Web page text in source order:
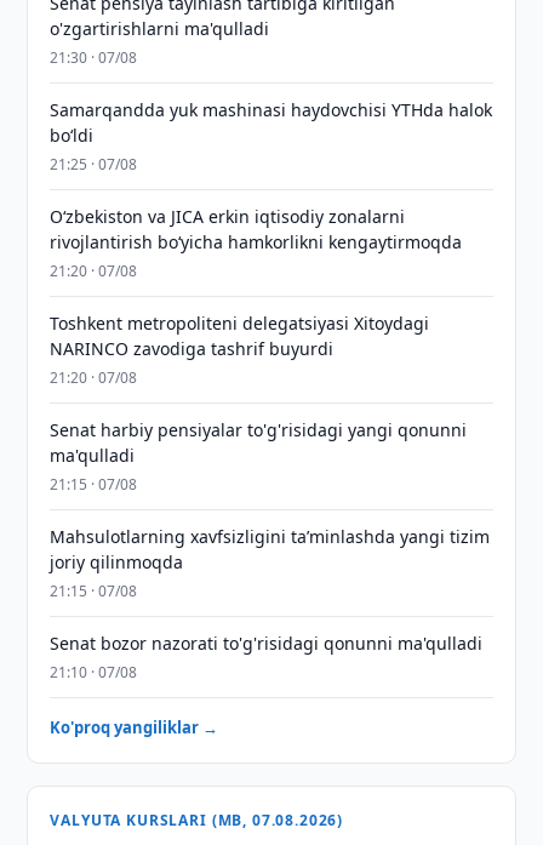
o'zgartirishlarni ma'qulladi
21:30 · 07/08
Samarqandda yuk mashinasi haydovchisi YTHda halok
bo‘ldi
21:25 · 07/08
Oʻzbekiston va JICA erkin iqtisodiy zonalarni
rivojlantirish boʻyicha hamkorlikni kengaytirmoqda
21:20 · 07/08
Toshkent metropoliteni delegatsiyasi Xitoydagi
NARINCO zavodiga tashrif buyurdi
21:20 · 07/08
Senat harbiy pensiyalar to'g'risidagi yangi qonunni
ma'qulladi
21:15 · 07/08
Mahsulotlarning xavfsizligini taʼminlashda yangi tizim
joriy qilinmoqda
21:15 · 07/08
Senat bozor nazorati to'g'risidagi qonunni ma'qulladi
21:10 · 07/08
Ko'proq yangiliklar →
VALYUTA KURSLARI (MB, 07.08.2026)